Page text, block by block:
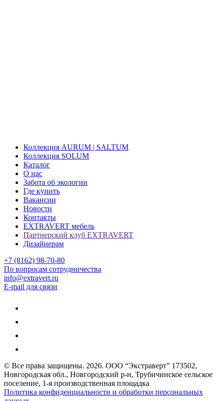
Коллекция AURUM | SALTUM
Коллекция SOLUM
Каталог
О нас
Забота об экологии
Где купить
Вакансии
Новости
Контакты
EXTRAVERT мебель
Партнерский клуб EXTRAVERT
Дизайнерам
+7 (8162) 98-70-80
По вопросам сотрудничества
info@extravert.ru
E-mail для связи
© Все права защищены. 2026. ООО “Экстраверт” 173502,
Новгородская обл., Новгородский р-н, Трубичинское сельское
поселение, 1-я производственная площадка
Политика конфиденциальности и обработки персональных